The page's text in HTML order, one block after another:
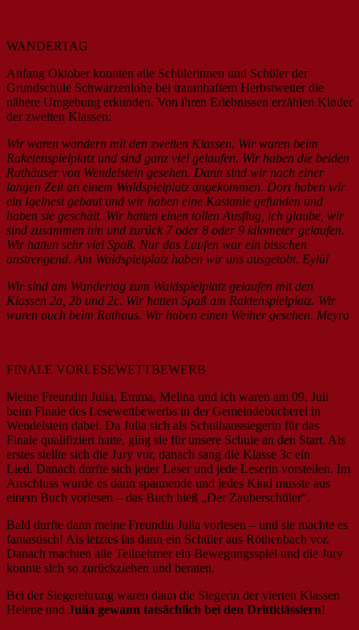
WANDERTAG
Anfang Oktober konnten alle Schülerinnen und Schüler der
Grundschule Schwarzenlohe bei traumhaftem Herbstwetter die
nähere Umgebung erkunden. Von ihren Erlebnissen erzählen Kinder
der zweiten Klassen:
Wir waren wandern mit den zweiten Klassen. Wir waren beim
Raketenspielplatz und sind ganz viel gelaufen. Wir haben die beiden
Rathäuser von Wendelstein gesehen. Dann sind wir nach einer
langen Zeit an einem Waldspielplatz angekommen. Dort haben wir
ein Igelnest gebaut und wir haben eine Kastanie gefunden und
haben sie geschält. Wir hatten einen tollen Ausflug, ich glaube, wir
sind zusammen hin und zurück 7 oder 8 oder 9 kilometer gelaufen.
Wir hatten sehr viel Spaß. Nur das Laufen war ein bisschen
anstrengend. Am Waldspielplatz haben wir uns ausgetobt. Eylül
Wir sind am Wandertag zum Waldspielplatz gelaufen mit den
Klassen 2a, 2b und 2c. Wir hatten Spaß am Raktenspielplatz. Wir
waren auch beim Rathaus. Wir haben einen Weiher gesehen. Meyra
FINALE VORLESEWETTBEWERB
Meine Freundin Julia, Emma, Melina und ich waren am 09. Juli
beim Finale des Lesewettbewerbs in der Gemeindebücherei in
Wendelstein dabei. Da Julia sich als Schulhaussiegerin für das
Finale qualifiziert hatte, ging sie für unsere Schule an den Start. Als
erstes stellte sich die Jury vor, danach sang die Klasse 3c ein
Lied. Danach durfte sich jeder Leser und jede Leserin vorstellen. Im
Anschluss wurde es dann spannende und jedes Kind musste aus
einem Buch vorlesen – das Buch hieß „Der Zauberschüler“.
Bald durfte dann meine Freundin Julia vorlesen – und sie machte es
fantastisch! Als letztes las dann ein Schüler aus Röthenbach vor.
Danach machten alle Teilnehmer ein Bewegungsspiel und die Jury
konnte sich so zurückziehen und beraten.
Bei der Siegerehrung waren dann die Siegerin der vierten Klassen
Helene und Julia gewann tatsächlich bei den Drittklässlern!